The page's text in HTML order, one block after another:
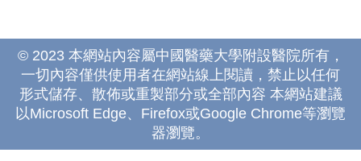
© 2023 本網站內容屬中國醫藥大學附設醫院所有，
一切內容僅供使用者在網站線上閱讀，禁止以任何
形式儲存、散佈或重製部分或全部內容 本網站建議
以Microsoft Edge、Firefox或Google Chrome等瀏覽
器瀏覽。